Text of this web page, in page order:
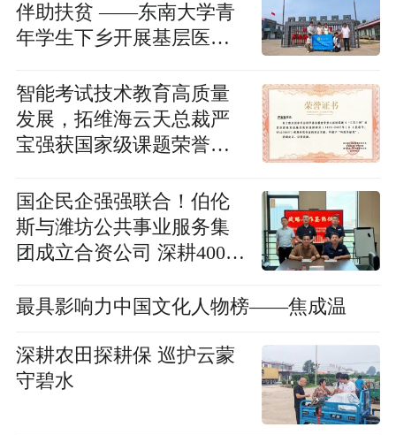
伴助扶贫 ——东南大学青
年学生下乡开展基层医疗
智能考试技术教育高质量
发展，拓维海云天总裁严
宝强获国家级课题荣誉表
国企民企强强联合！伯伦
斯与潍坊公共事业服务集
团成立合资公司 深耕400社
最具影响力中国文化人物榜——焦成温
深耕农田探耕保 巡护云蒙
守碧水